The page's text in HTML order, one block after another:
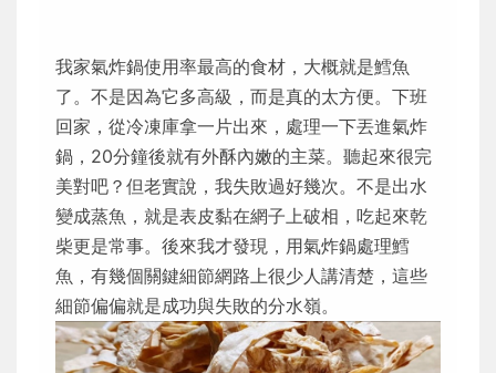
我家氣炸鍋使用率最高的食材，大概就是鱈魚
了。不是因為它多高級，而是真的太方便。下班
回家，從冷凍庫拿一片出來，處理一下丟進氣炸
鍋，20分鐘後就有外酥內嫩的主菜。聽起來很完
美對吧？但老實說，我失敗過好幾次。不是出水
變成蒸魚，就是表皮黏在網子上破相，吃起來乾
柴更是常事。後來我才發現，用氣炸鍋處理鱈
魚，有幾個關鍵細節網路上很少人講清楚，這些
細節偏偏就是成功與失敗的分水嶺。